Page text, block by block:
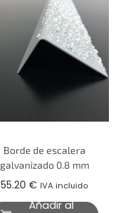
Borde de escalera
galvanizado 0.8 mm
55.20 € IVA incluido
Añadir al